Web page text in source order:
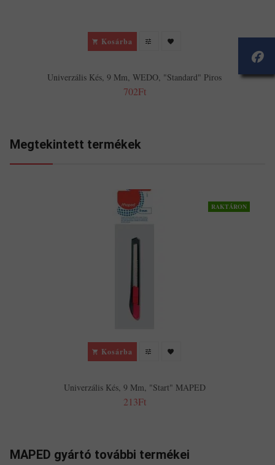
Kosárba
Univerzális Kés, 9 Mm, WEDO, "Standard" Piros
702Ft
Megtekintett termékek
RAKTÁRON
Kosárba
Univerzális Kés, 9 Mm, "Start" MAPED
213Ft
MAPED gyártó további termékei